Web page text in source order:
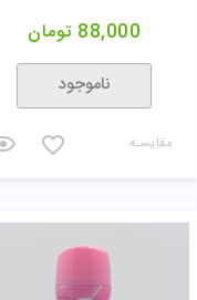
88,000 تومان
ناموجود
مقایسـه